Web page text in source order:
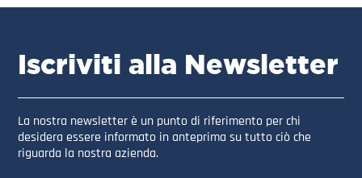
Iscriviti alla Newsletter
La nostra newsletter è un punto di riferimento per chi
desidera essere informato in anteprima su tutto ciò che
riguarda la nostra azienda.